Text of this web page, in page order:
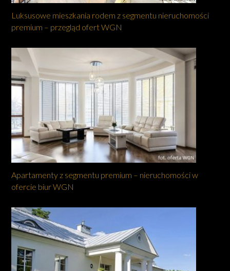
Luksusowe mieszkania rodem z segmentu nieruchomości
premium – przegląd ofert WGN
Apartamenty z segmentu premium – nieruchomości w
ofercie biur WGN